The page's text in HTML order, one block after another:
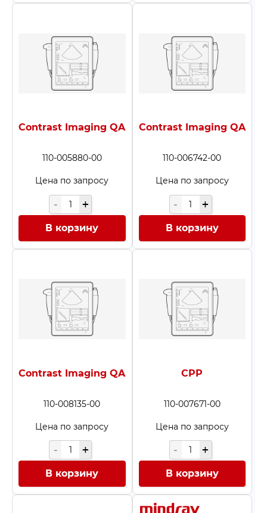
Contrast Imaging QA
110-005880-00
Цена по запросу
В корзину
Contrast Imaging QA
110-006742-00
Цена по запросу
В корзину
Contrast Imaging QA
110-008135-00
Цена по запросу
В корзину
CPP
110-007671-00
Цена по запросу
В корзину